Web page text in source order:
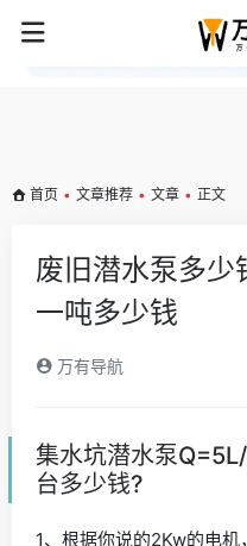
首页 • 文章推荐 • 文章 • 正文
废旧潜水泵多少
一吨多少钱
万有导航
集水坑潜水泵
台多少钱?
1、根据你说的2Kw的电